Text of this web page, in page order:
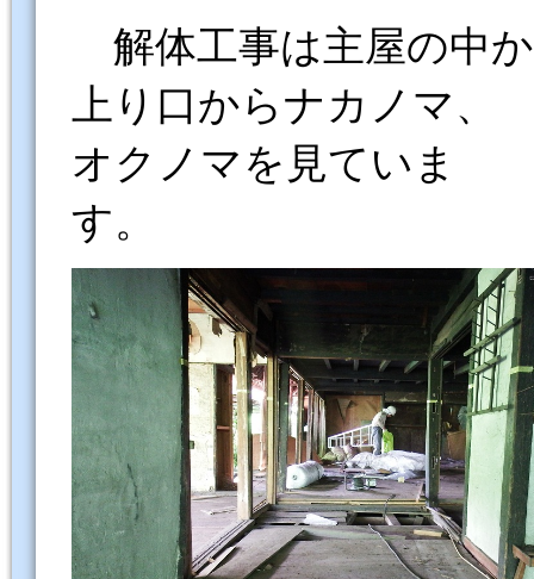
解体工事は主屋の中
上り口からナカノマ、
オクノマを見ていま
す。 東